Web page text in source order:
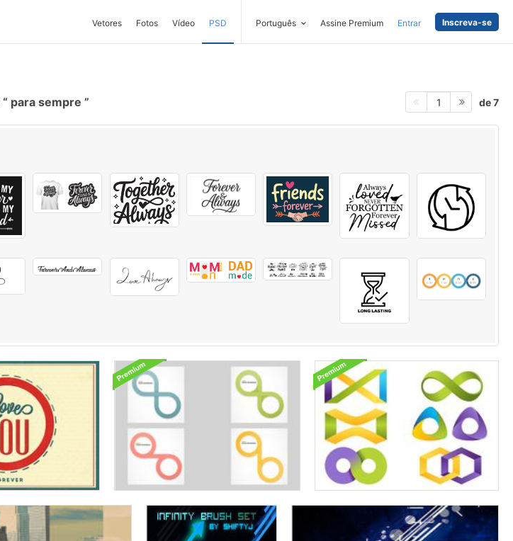
Vetores Fotos Vídeo PSD Português Assine Premium Entrar Inscreva-se
para sempre 1 de 7